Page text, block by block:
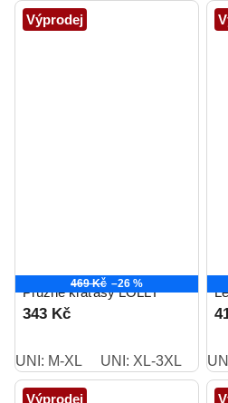
Výprodej
469 Kč –26 %
Pružné kraťasy LOLLY
343 Kč
UNI: M-XL UNI: XL-3XL
Výprodej